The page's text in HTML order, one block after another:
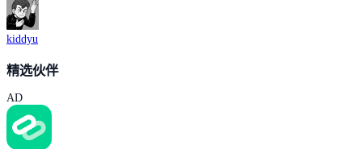
kiddyu
精选伙伴
AD